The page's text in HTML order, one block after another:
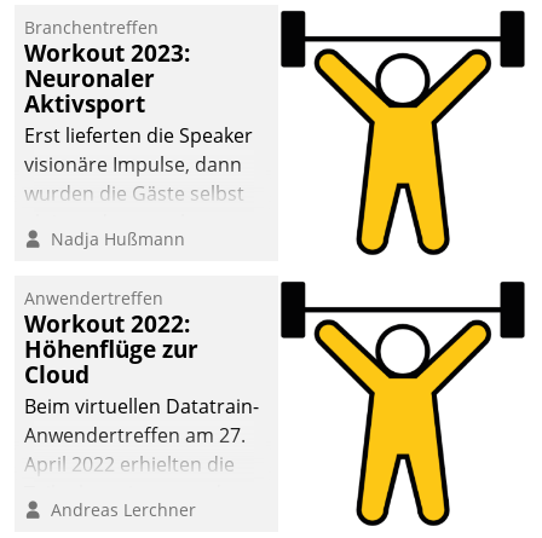
Mammutprojekte
meistern und Workloads
wuppen – bei zunehmend
anspruchsvollen
Aufgaben und
abnehmendem
Branchentreffen
Workout 2023:
Neuronaler
Aktivsport
Erst lieferten die Speaker
visionäre Impulse, dann
wurden die Gäste selbst
methodisch
Quartier. Dazwischen
zeigte Datatrain, was es
Neues zu bieten hat.
Nadja Hußmann
Anwendertreffen
Workout 2022:
Höhenflüge zur
Cloud
Beim virtuellen Datatrain-
Anwendertreffen am 27.
April 2022 erhielten die
Teilnehmer kurzweilige
Andreas Lerchner